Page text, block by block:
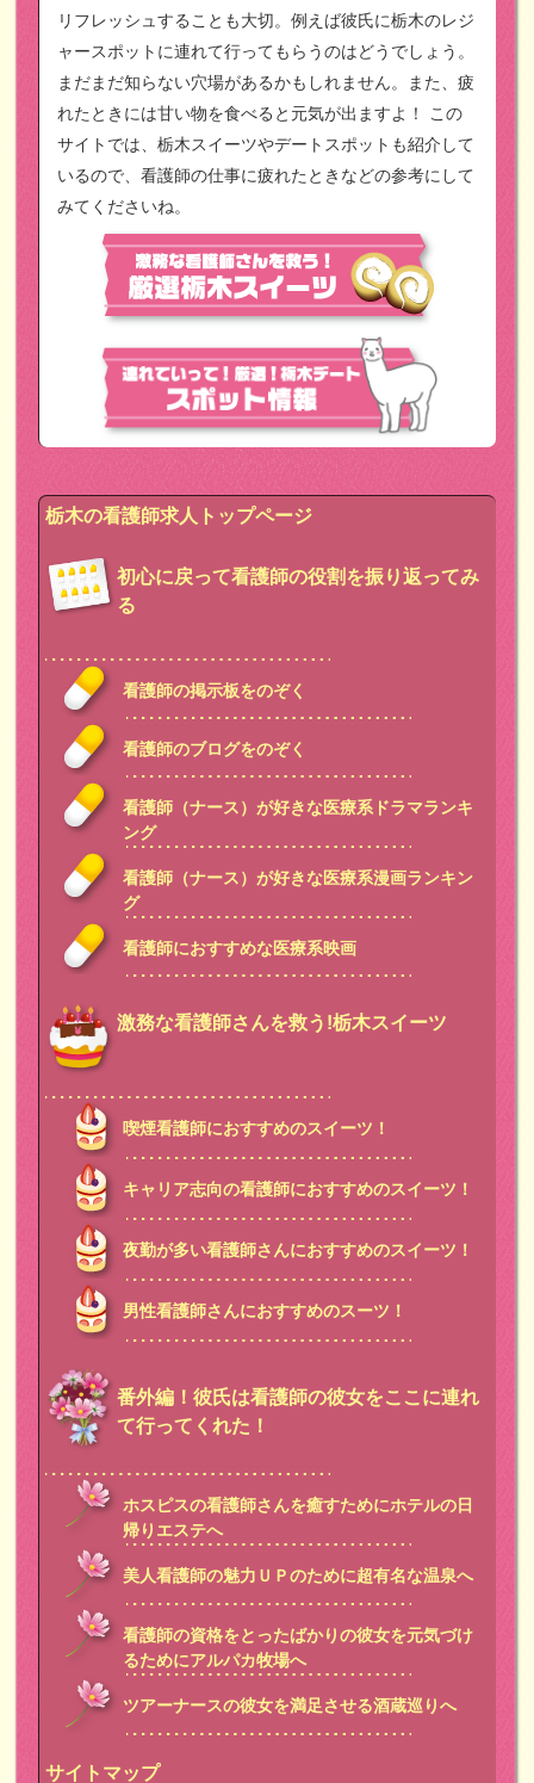
リフレッシュすることも大切。例えば彼氏に栃木のレジ
ャースポットに連れて行ってもらうのはどうでしょう。
まだまだ知らない穴場があるかもしれません。また、疲
れたときには甘い物を食べると元気が出ますよ！
この
サイトでは、栃木スイーツやデートスポットも紹介して
いるので、看護師の仕事に疲れたときなどの参考にして
みてくださいね。
栃木の看護師求人トップページ
初心に戻って看護師の役割を振り返ってみ
る
看護師の掲示板をのぞく
看護師のブログをのぞく
看護師（ナース）が好きな医療系ドラマランキ
ング
看護師（ナース）が好きな医療系漫画ランキン
グ
看護師におすすめな医療系映画
激務な看護師さんを救う!栃木スイーツ
喫煙看護師におすすめのスイーツ！
キャリア志向の看護師におすすめのスイーツ！
夜勤が多い看護師さんにおすすめのスイーツ！
男性看護師さんにおすすめのスーツ！
番外編！彼氏は看護師の彼女をここに連れ
て行ってくれた！
ホスピスの看護師さんを癒すためにホテルの日
帰りエステへ
美人看護師の魅力ＵＰのために超有名な温泉へ
看護師の資格をとったばかりの彼女を元気づけ
るためにアルパカ牧場へ
ツアーナースの彼女を満足させる酒蔵巡りへ
サイトマップ